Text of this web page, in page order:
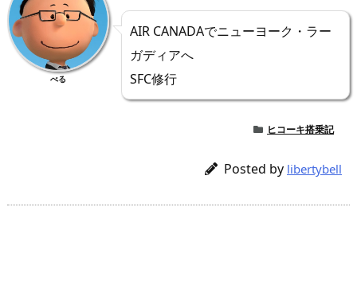
べる
AIR CANADAでニューヨーク・ラー
ガディアへ
SFC修行
ヒコーキ搭乗記
Posted by libertybell